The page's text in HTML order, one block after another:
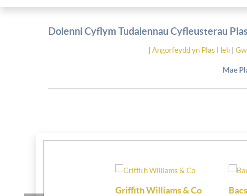
Dolenni Cyflym Tudalennau Cyfleusterau
| Angorfeydd yn Plas Heli |
Mae
Coleg Meirion Dwyfor Partington Marine